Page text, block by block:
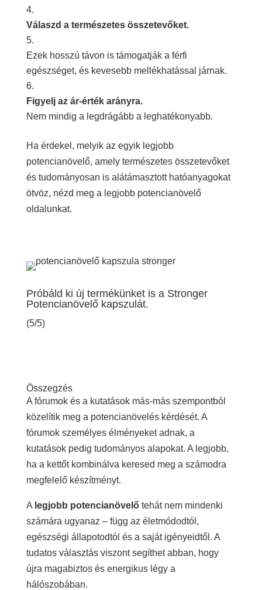
Válaszd a természetes összetevőket.
Ezek hosszú távon is támogatják a férfi
egészséget, és kevesebb mellékhatással járnak.
Figyelj az ár-érték arányra.
Nem mindig a legdrágább a leghatékonyabb.
Ha érdekel, melyik az egyik legjobb
potencianövelő, amely természetes összetevőket
és tudományosan is alátámasztott hatóanyagokat
ötvöz, nézd meg a legjobb potencianövelő
oldalunkat.
Próbáld ki új termékünket is a Stronger
Potencianövelő kapszulát.
(5/5)
Összegzés
A fórumok és a kutatások más-más szempontból
közelítik meg a potencianövelés kérdését. A
fórumok személyes élményeket adnak, a
kutatások pedig tudományos alapokat. A legjobb,
ha a kettőt kombinálva keresed meg a számodra
megfelelő készítményt.
A legjobb potencianövelőtehát nem mindenki
számára ugyanaz – függ az életmódodtól,
egészségi állapotodtól és a saját igényeidtől. A
tudatos választás viszont segíthet abban, hogy
újra magabiztos és energikus légy a
hálószobában.